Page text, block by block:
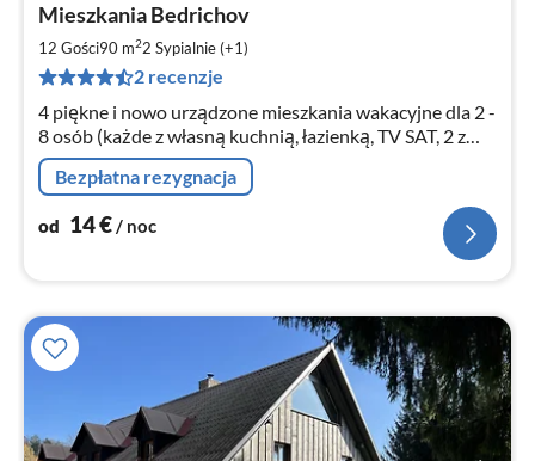
Mieszkania Bedrichov
12 Gości90 m22 Sypialnie (+1)
2 recenzje
4 piękne i nowo urządzone mieszkania wakacyjne dla 2 -
8 osób (każde z własną kuchnią, łazienką, TV SAT, 2 z
nich także z oddzielnymi sypialniami). WLAN. Ogród,
grill.Bezpłatna rezygnacja
od 14€/ noc